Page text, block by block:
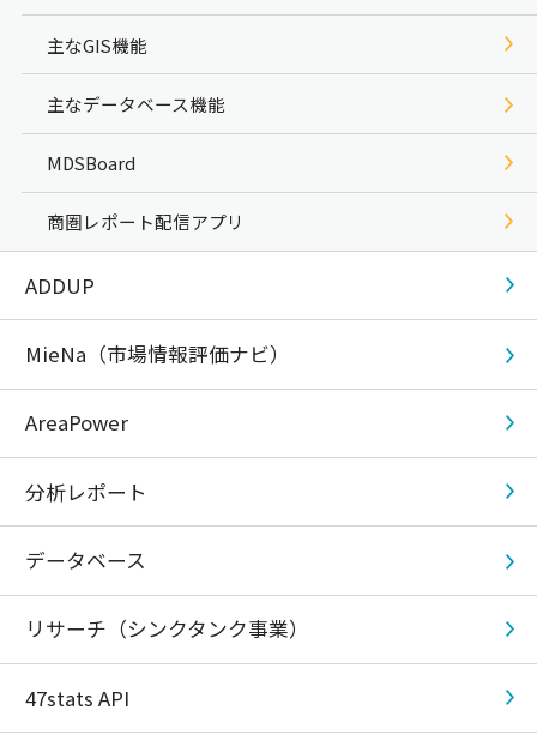
主なGIS機能
主なデータベース機能
MDSBoard
商圏レポート配信アプリ
ADDUP
MieNa（市場情報評価ナビ）
AreaPower
分析レポート
データベース
リサーチ（シンクタンク事業）
47stats API